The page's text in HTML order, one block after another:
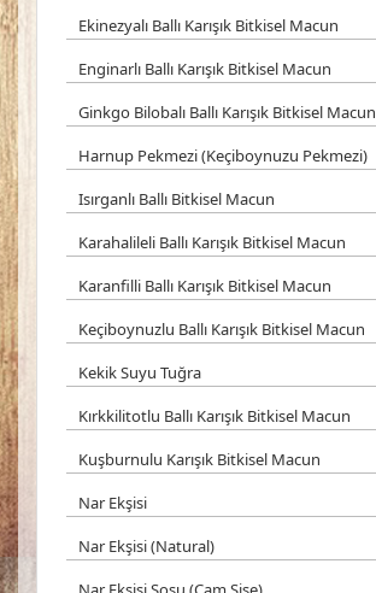
Ekinezyalı Ballı Karışık Bitkisel Macun
Enginarlı Ballı Karışık Bitkisel Macun
Ginkgo Bilobalı Ballı Karışık Bitkisel Macun
Harnup Pekmezi (Keçiboynuzu Pekmezi)
Isırganlı Ballı Bitkisel Macun
Karahalileli Ballı Karışık Bitkisel Macun
Karanfilli Ballı Karışık Bitkisel Macun
Keçiboynuzlu Ballı Karışık Bitkisel Macun
Kekik Suyu Tuğra
Kırkkilitotlu Ballı Karışık Bitkisel Macun
Kuşburnulu Karışık Bitkisel Macun
Nar Ekşisi
Nar Ekşisi (Natural)